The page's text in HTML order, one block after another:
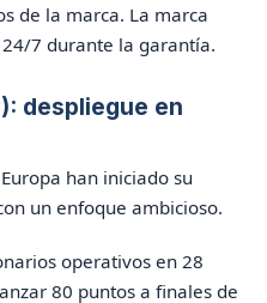
de la marca. La marca
7 durante la garantía.
despliegue en
han iniciado su
un enfoque ambicioso.
operativos en 28
80 puntos a finales de